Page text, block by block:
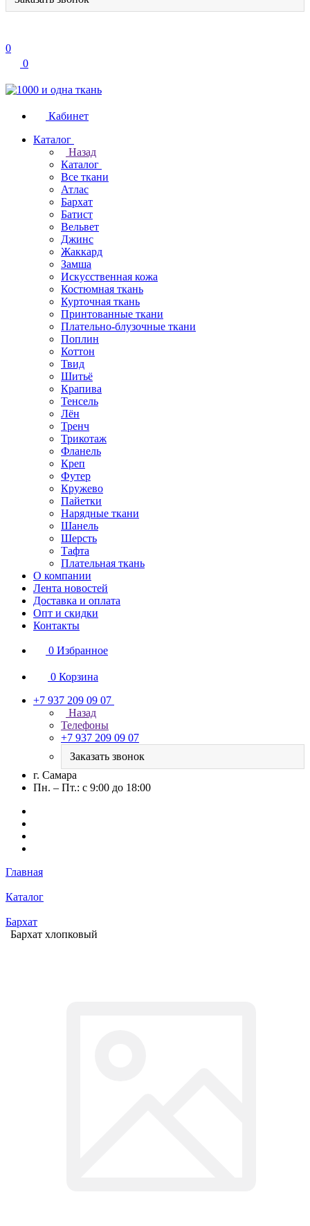
0
0
Кабинет
Каталог
Назад
Каталог
Все ткани
Атлас
Бархат
Батист
Вельвет
Джинс
Жаккард
Замша
Искусственная кожа
Костюмная ткань
Курточная ткань
Принтованные ткани
Плательно-блузочные ткани
Поплин
Коттон
Твид
Шитьё
Крапива
Тенсель
Лён
Тренч
Трикотаж
Фланель
Креп
Футер
Кружево
Пайетки
Нарядные ткани
Шанель
Шерсть
Тафта
Плательная ткань
О компании
Лента новостей
Доставка и оплата
Опт и скидки
Контакты
0 Избранное
0 Корзина
+7 937 209 09 07
Назад
Телефоны
+7 937 209 09 07
Заказать звонок
г. Самара
Пн. – Пт.: с 9:00 до 18:00
Главная
Каталог
Бархат
Бархат хлопковый